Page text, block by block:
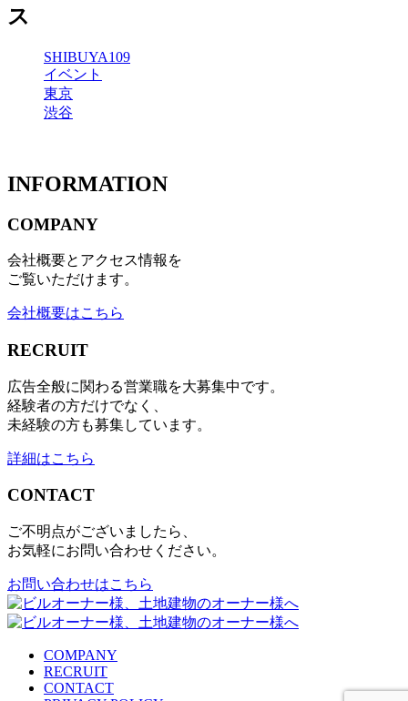
ス
SHIBUYA109
イベント
東京
渋谷
INFORMATION
COMPANY
会社概要とアクセス情報を
ご覧いただけます。
会社概要はこちら
RECRUIT
広告全般に関わる営業職を大募集中です。
経験者の方だけでなく、
未経験の方も募集しています。
詳細はこちら
CONTACT
ご不明点がございましたら、
お気軽にお問い合わせください。
お問い合わせはこちら
COMPANY
RECRUIT
CONTACT